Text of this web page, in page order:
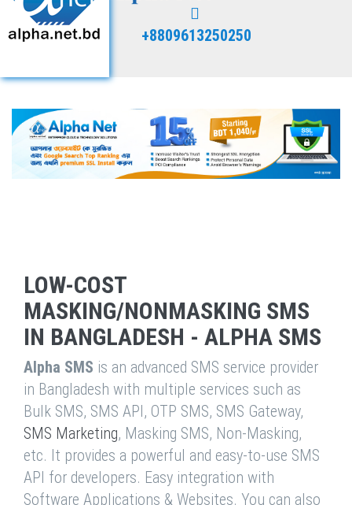
+8809613250250
LOW-COST
MASKING/NONMASKING SMS
IN BANGLADESH - ALPHA SMS
Alpha SMS is an advanced SMS service provider
in Bangladesh with multiple services such as
Bulk SMS, SMS API, OTP SMS, SMS Gateway,
SMS Marketing, Masking SMS, Non-Masking,
etc. It provides a powerful and easy-to-use SMS
API for developers. Easy integration with
Software Applications & Websites. You can also